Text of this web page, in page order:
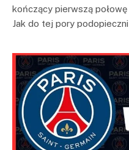
kończący pierwszą
Jak do tej pory